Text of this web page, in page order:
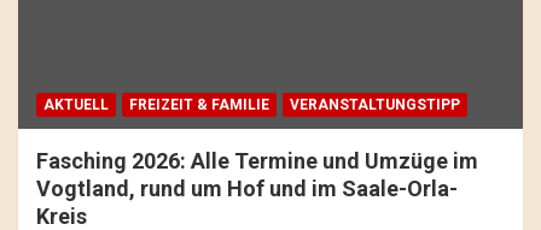
AKTUELL FREIZEIT & FAMILIE VERANSTALTUNGSTIPP
Fasching 2026: Alle Termine und Umzüge im
Vogtland, rund um Hof und im Saale-Orla-
Kreis